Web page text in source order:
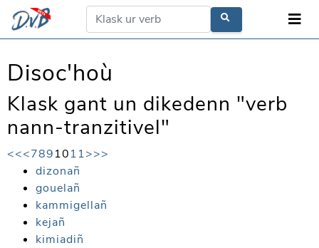
Disoc'hoù
Klask gant un dikedenn "verb
nann-tranzitivel"
<<<7891011>>>
dizonañ
gouelañ
kammigellañ
kejañ
kimiadiñ